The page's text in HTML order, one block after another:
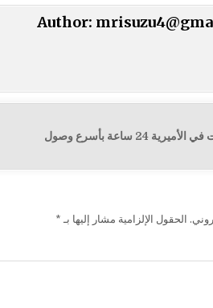
Author:
24 ساعة بأسرع وصول
الحقول الإلزامية مشار إليها بـ *